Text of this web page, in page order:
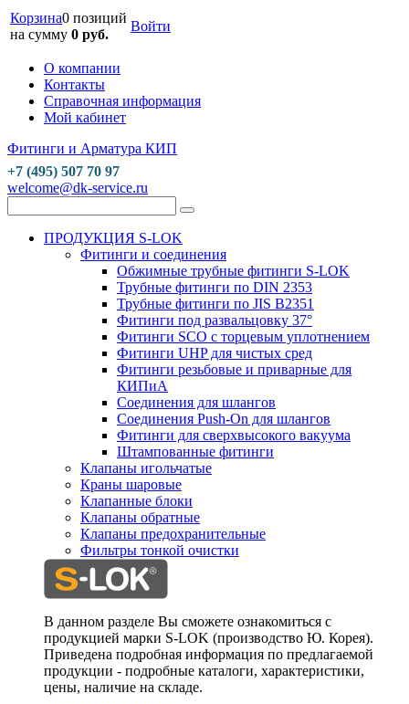
Корзина0 позиций
на сумму 0 руб.
Войти
О компании
Контакты
Справочная информация
Мой кабинет
Фитинги и Арматура КИП
+7 (495) 507 70 97
welcome@dk-service.ru
ПРОДУКЦИЯ S-LOK
Фитинги и соединения
Обжимные трубные фитинги S-LOK
Трубные фитинги по DIN 2353
Трубные фитинги по JIS B2351
Фитинги под развальцовку 37°
Фитинги SCO с торцевым уплотнением
Фитинги UHP для чистых сред
Фитинги резьбовые и приварные для
КИПиА
Соединения для шлангов
Соединения Push-On для шлангов
Фитинги для сверхвысокого вакуума
Штампованные фитинги
Клапаны игольчатые
Краны шаровые
Клапанные блоки
Клапаны обратные
Клапаны предохранительные
Фильтры тонкой очистки
В данном разделе Вы сможете ознакомиться с
продукцией марки S-LOK (производство Ю. Корея).
Приведена подробная информация по предлагаемой
продукции - подробные каталоги, характеристики,
цены, наличие на складе.